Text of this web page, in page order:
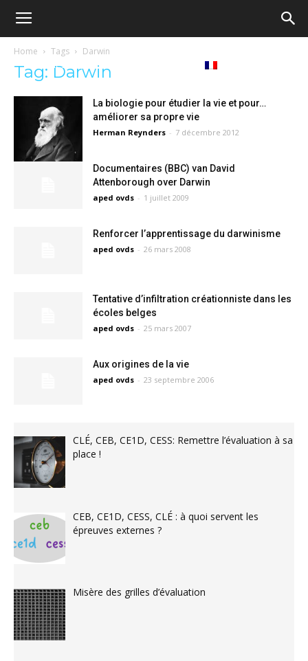
Ecole
démocratique
Tribunes Médiathèque
Home Tags Darwin
Tag: Darwin
La biologie pour étudier la vie et pour…
améliorer sa propre vie
Herman Reynders - 7 décembre 2012
Documentaires (BBC) van David
Attenborough over Darwin
aped ovds - 1 juillet 2009
Renforcer l’apprentissage du darwinisme
aped ovds - 26 mars 2008
Tentative d’infiltration créationniste dans les
écoles belges
aped ovds - 25 mars 2007
Aux origines de la vie
aped ovds - 23 septembre 2006
CLÉ, CEB, CE1D, CESS: Remettre l’évaluation à sa
place !
CEB, CE1D, CESS, CLÉ : à quoi servent les
épreuves externes ?
Misère des grilles d’évaluation